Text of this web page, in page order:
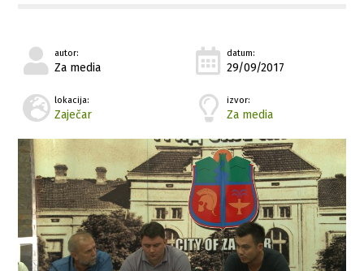
autor:
Za media
datum:
29/09/2017
lokacija:
Zaječar
izvor:
Za media